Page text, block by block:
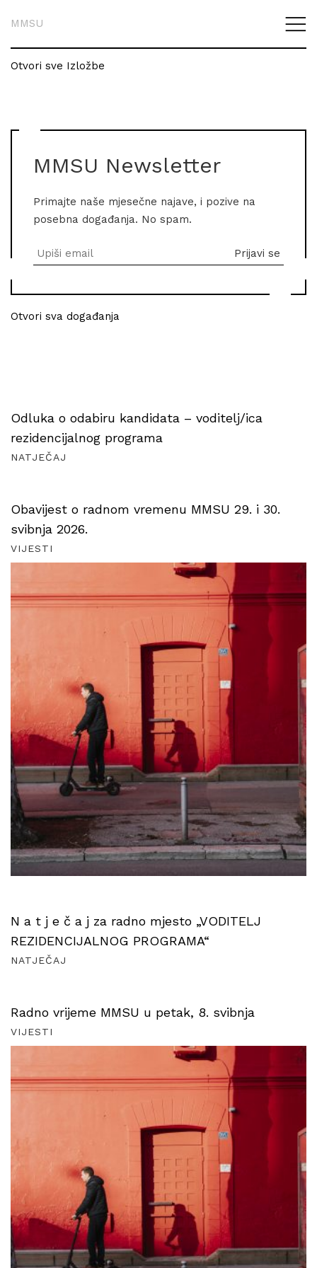
MMSU
Otvori sve Izložbe
MMSU Newsletter
Primajte naše mjesečne najave, i pozive na
posebna događanja. No spam.
Otvori sva događanja
Odluka o odabiru kandidata – voditelj/ica
rezidencijalnog programa
NATJEČAJ
Obavijest o radnom vremenu MMSU 29. i 30.
svibnja 2026.
VIJESTI
N a t j e č a j za radno mjesto „VODITELJ
REZIDENCIJALNOG PROGRAMA“
NATJEČAJ
Radno vrijeme MMSU u petak, 8. svibnja
VIJESTI